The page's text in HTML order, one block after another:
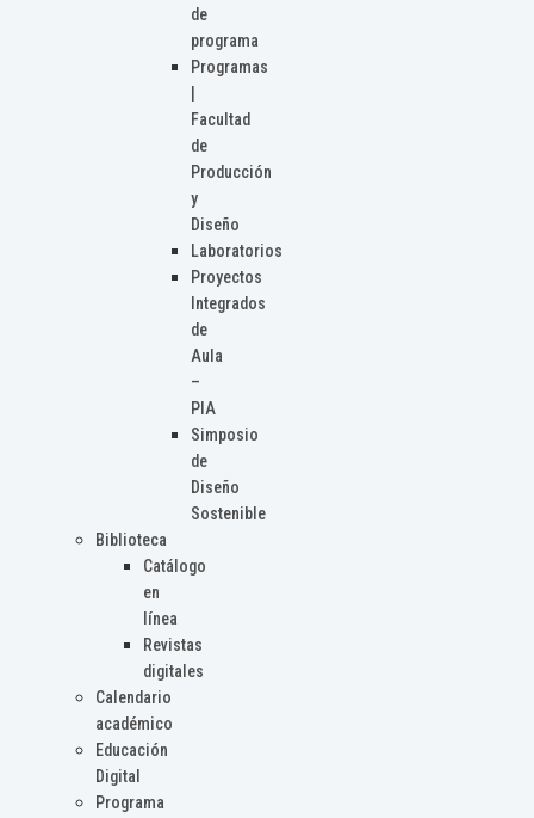
de
programa
Programas
Facultad
de
Producción
y
Diseño
Laboratorios
Proyectos
Integrados
de
Aula
–
PIA
Simposio
de
Diseño
Sostenible
Biblioteca
Catálogo
en
línea
Revistas
digitales
Calendario
académico
Educación
Digital
Programa